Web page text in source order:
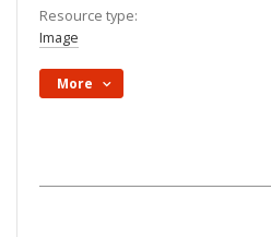
Resource type:
Image
More